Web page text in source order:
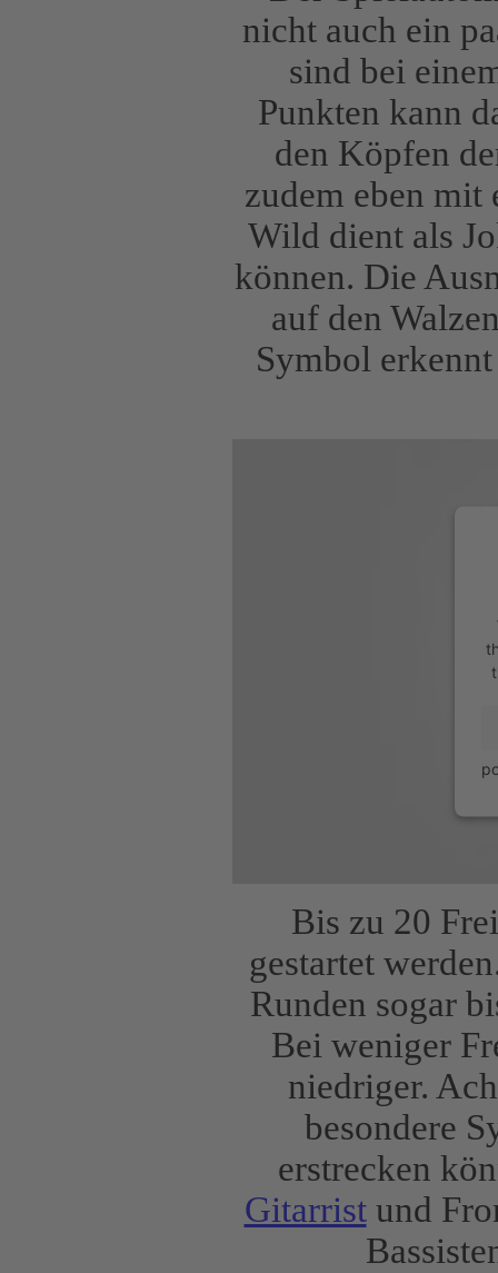
nicht auch ein
sind bei
Punkten kann
den Köpfen
zudem eben
Wild dient als
können. Die
auf den
Symbol
Bis zu 20
gestartet
Runden sogar
Bei weniger
niedriger.
besondere
erstrecken
Gitarristund